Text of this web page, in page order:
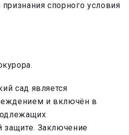
спорного условия
сад является
и включён в
защите. Заключение